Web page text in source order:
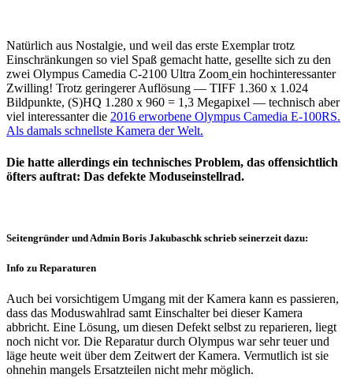
Natürlich aus Nostalgie, und weil das erste Exemplar trotz
Einschränkungen so viel Spaß gemacht hatte, gesellte sich zu den
zwei Olympus Camedia C-2100 Ultra Zoom ein hochinteressanter
Zwilling! Trotz geringerer Auflösung — TIFF 1.360 x 1.024
Bildpunkte, (S)HQ 1.280 x 960 = 1,3 Megapixel — technisch aber
viel interessanter die 2016 erworbene Olympus Camedia E-100RS.
Als damals schnellste Kamera der Welt.
Die hatte allerdings ein technisches Problem, das offensichtlich
öfters auftrat: Das defekte Moduseinstellrad.
Seitengründer und Admin Boris Jakubaschk schrieb seinerzeit dazu:
Info zu Reparaturen
Auch bei vorsichtigem Umgang mit der Kamera kann es passieren,
dass das Moduswahlrad samt Einschalter bei dieser Kamera
abbricht. Eine Lösung, um diesen Defekt selbst zu reparieren, liegt
noch nicht vor. Die Reparatur durch Olympus war sehr teuer und
läge heute weit über dem Zeitwert der Kamera. Vermutlich ist sie
ohnehin mangels Ersatzteilen nicht mehr möglich.